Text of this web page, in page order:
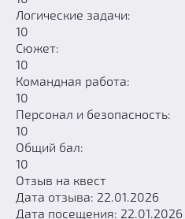
Логические задачи:
10
Сюжет:
10
Командная работа:
10
Персонал и безопасность:
10
Общий бал:
10
Отзыв на квест
Дата отзыва: 22.01.2026
Дата посещения: 22.01.2026